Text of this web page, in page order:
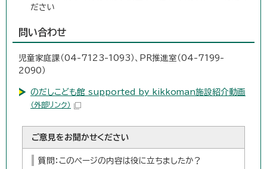
ださい
問い合わせ
児童家庭課（04-7123-1093）、PR推進室（04-7199-
2090）
のだしこども館 supported by kikkoman施設紹介動画
（外部リンク）
ご意見をお聞かせください
質問：このページの内容は役に立ちましたか？